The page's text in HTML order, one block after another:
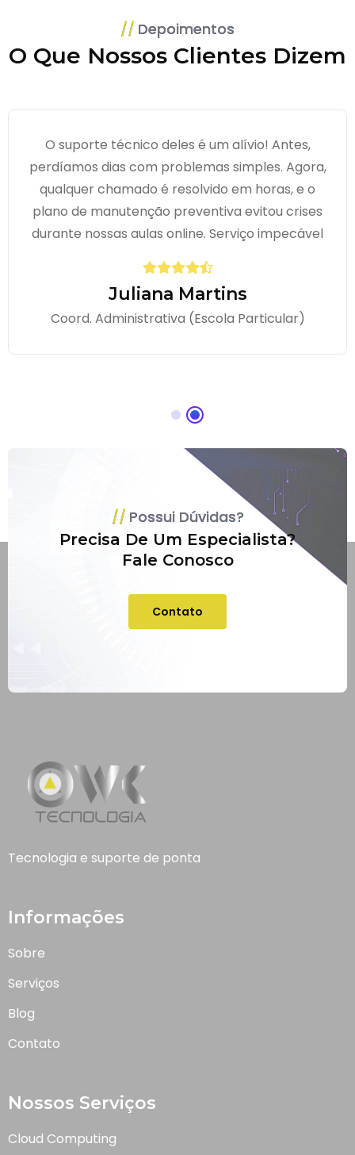
Depoimentos
O Que Nossos Clientes Dizem
O suporte técnico deles é um alívio! Antes,
perdíamos dias com problemas simples. Agora,
qualquer chamado é resolvido em horas, e o
plano de manutenção preventiva evitou crises
durante nossas aulas online. Serviço impecável
Juliana Martins
Coord. Administrativa (Escola Particular)
Possui Dúvidas?
Precisa De Um Especialista?
Fale Conosco
Contato
Tecnologia e suporte de ponta
Informações
Sobre
Serviços
Blog
Contato
Nossos Serviços
Cloud Computing